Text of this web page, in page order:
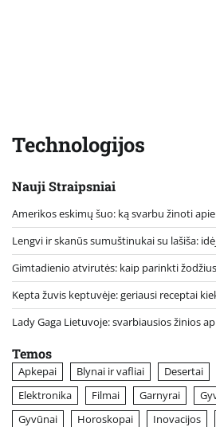
Technologijos
Nauji Straipsniai
Amerikos eskimų šuo: ką svarbu žinoti
Lengvi ir skanūs sumuštinukai su lašiša:
Gimtadienio atvirutės: kaip parinkti
Kepta žuvis keptuvėje: geriausi receptai
Lady Gaga Lietuvoje: svarbiausios žinios
Temos
Apkepai Blynai ir vafliai Desertai
Elektronika
Filmai Garnyrai
Gyvūnai
Horoskopai Inovacijos